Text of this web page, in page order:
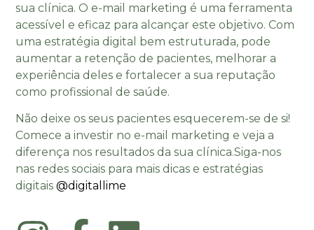
sua clínica. O e-mail marketing é uma ferramenta
acessível e eficaz para alcançar este objetivo. Com
uma estratégia digital bem estruturada, pode
aumentar a retenção de pacientes, melhorar a
experiência deles e fortalecer a sua reputação
como profissional de saúde.
Não deixe os seus pacientes esquecerem-se de si!
Comece a investir no e-mail marketing e veja a
diferença nos resultados da sua clínica.Siga-nos
nas redes sociais para mais dicas e estratégias
digitais@digitallime